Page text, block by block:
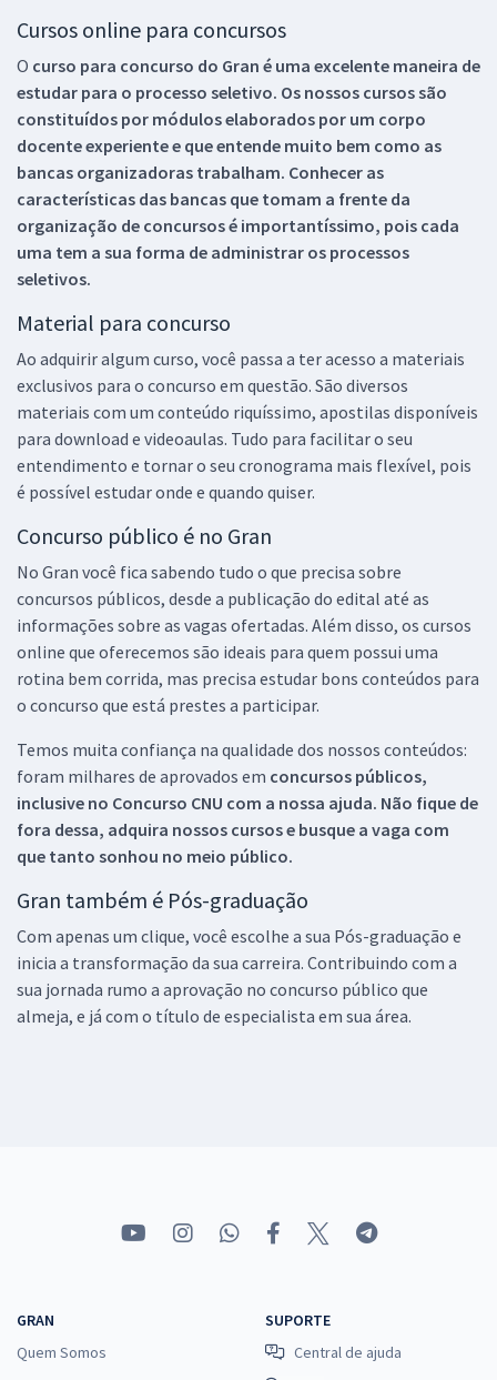
Cursos online para concursos
O curso para concurso do Gran é uma excelente maneira de
estudar para o processo seletivo. Os nossos cursos são
constituídos por módulos elaborados por um corpo
docente experiente e que entende muito bem como as
bancas organizadoras trabalham. Conhecer as
características das bancas que tomam a frente da
organização de concursos é importantíssimo, pois cada
uma tem a sua forma de administrar os processos
seletivos.
Material para concurso
Ao adquirir algum curso, você passa a ter acesso a materiais
exclusivos para o concurso em questão. São diversos
materiais com um conteúdo riquíssimo, apostilas disponíveis
para download e videoaulas. Tudo para facilitar o seu
entendimento e tornar o seu cronograma mais flexível, pois
é possível estudar onde e quando quiser.
Concurso público é no Gran
No Gran você fica sabendo tudo o que precisa sobre
concursos públicos, desde a publicação do edital até as
informações sobre as vagas ofertadas. Além disso, os cursos
online que oferecemos são ideais para quem possui uma
rotina bem corrida, mas precisa estudar bons conteúdos para
o concurso que está prestes a participar.
Temos muita confiança na qualidade dos nossos conteúdos:
foram milhares de aprovados em concursos públicos,
inclusive no Concurso CNU com a nossa ajuda. Não fique de
fora dessa, adquira nossos cursos e busque a vaga com
que tanto sonhou no meio público.
Gran também é Pós-graduação
Com apenas um clique, você escolhe a sua Pós-graduação e
inicia a transformação da sua carreira. Contribuindo com a
sua jornada rumo a aprovação no concurso público que
almeja, e já com o título de especialista em sua área.
GRAN
Quem Somos
SUPORTE
Central de ajuda